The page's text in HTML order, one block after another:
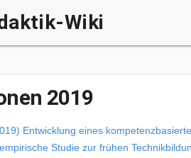
Wiki
2019
Entwicklung eines
Studie zur frühen